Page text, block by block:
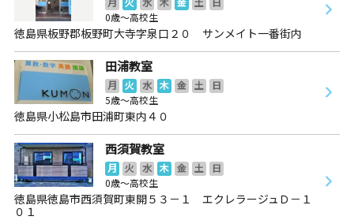
0歳～高校生
徳島県板野郡板野町大寺字泉口２０ サンメイト一番街内
田浦教室
月 火 水 木 金 土
日
5歳～高校生
徳島県小松島市田浦町東内４０
西須賀教室
月 火 水 木 金 土
日
0歳～高校生
徳島県徳島市西須賀町東開５３－１ エクレラージュＤ－１
０１